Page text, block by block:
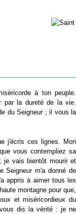
à ton peuple.
par la dureté de la vie.
du Seigneur ; il vous la
j'écris ces lignes. Mon
vous contempliez sa
je vais bientôt mourir et
Seigneur m'a donné de
appris à aimer tous les
montagne pour que,
et miséricordieux du
dis la vérité : je ne